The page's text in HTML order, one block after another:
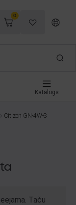
0
Katalogs
Citizen GN-4W-S
Taču